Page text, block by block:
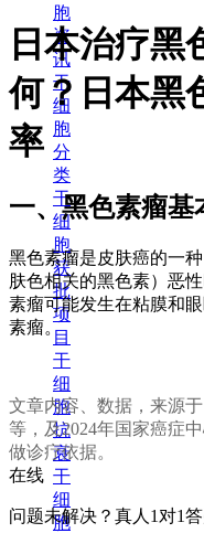
胞
资
讯
干
细
胞
分
类
干
细
胞
获
批
项
目
干
细
胞
抗
衰
干
细
胞
日本治疗黑
何？日本黑
率
一、黑色素瘤基
黑色素瘤是皮肤癌的一
肤色相关的黑色素）恶
素瘤可能发生在粘膜和
素瘤。
文章内容、数据，来源
等，及2024年国家癌症
做诊疗依据。
在线
问题未解决？真人1对1